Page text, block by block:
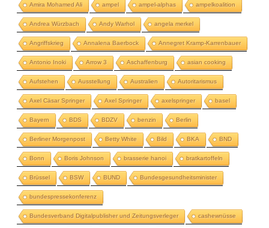
Amira Mohamed Ali ampel ampel-alphas ampelkoalition
Andrea Würzbach Andy Warhol angela merkel
Angriffskrieg Annalena Baerbock Annegret Kramp-Karrenbauer
Antonio Inoki Arrow 3 Aschaffenburg asian cooking
Aufstehen Ausstellung Australien Autoritarismus
Axel Cäsar Springer Axel Springer axelspringer basel
Bayern BDS BDZV benzin Berlin
Berliner Morgenpost Betty White Bild BKA BND
Bonn Boris Johnson brasserie hanoi bratkartoffeln
Brüssel BSW BUND Bundesgesundheitsminister
bundespressekonferenz
Bundesverband Digitalpublisher und Zeitungsverleger cashewnüsse